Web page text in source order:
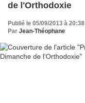
de l'Orthodoxie
Publié le 05/09/2013 à 20:38
Par Jean-Théophane